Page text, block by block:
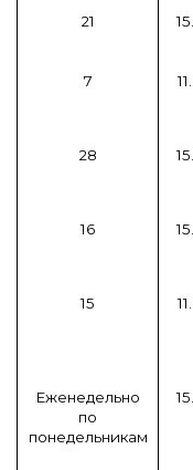
21
7
28
16
15
Еженедельно
по
понедельникам